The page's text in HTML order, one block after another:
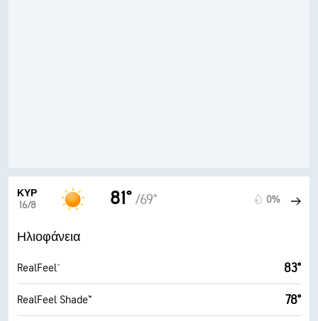
ΚΥΡ
16/8
81° /69° 0%
Ηλιοφάνεια
RealFeel® 83°
RealFeel Shade™ 78°